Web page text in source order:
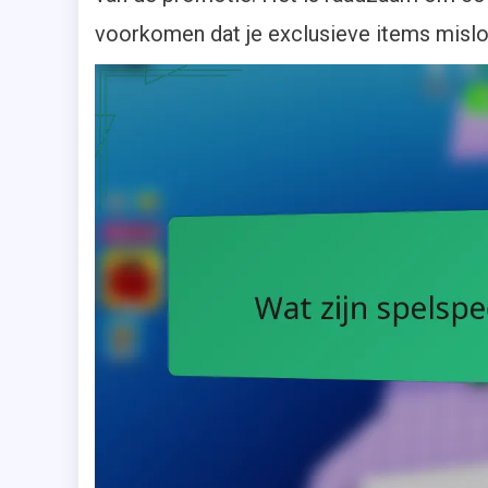
voorkomen dat je exclusieve items